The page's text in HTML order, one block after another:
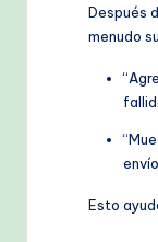
Después
menudo
Esto